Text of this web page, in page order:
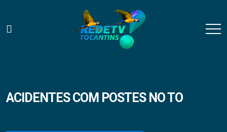
ACIDENTES COM POSTES NO TO